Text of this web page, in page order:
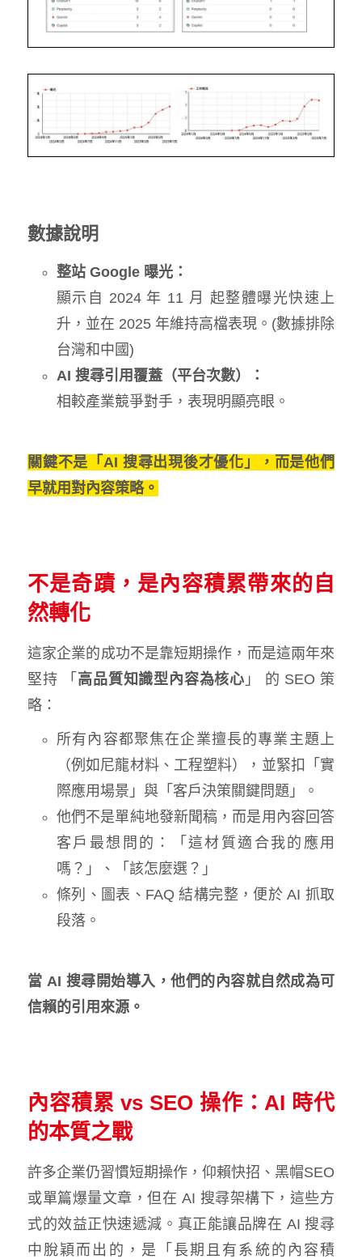
數據說明
整站 Google 曝光：
顯示自 2024 年 11 月 起整體曝光快速上
升，並在 2025 年維持高檔表現。(數據排除
台灣和中國)
AI 搜尋引用覆蓋（平台次數）：
相較產業競爭對手，表現明顯亮眼。
關鍵不是「AI 搜尋出現後才優化」，而是他們
早就用對內容策略。
不是奇蹟，是內容積累帶來的自
然轉化
這家企業的成功不是靠短期操作，而是這兩年來
堅持 「 高品質知識型內容為核心 」 的 SEO 策
略：
所有內容都聚焦在企業擅長的專業主題上
（例如尼龍材料、工程塑料），並緊扣「實
際應用場景」與「客戶決策關鍵問題」。
他們不是單純地發新聞稿，而是用內容回答
客戶最想問的：「這材質適合我的應用
嗎？」、「該怎麼選？」
條列、圖表、FAQ 結構完整，便於 AI 抓取
段落。
當 AI 搜尋開始導入，他們的內容就自然成為可
信賴的引用來源。
內容積累 vs SEO 操作：AI 時代
的本質之戰
許多企業仍習慣短期操作，仰賴快招、黑帽SEO
或單篇爆量文章，但在 AI 搜尋架構下，這些方
式的效益正快速遞減。真正能讓品牌在 AI 搜尋
中脫穎而出的，是「長期且有系統的內容積